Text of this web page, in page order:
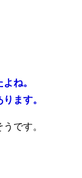
ね。
ます。
です。